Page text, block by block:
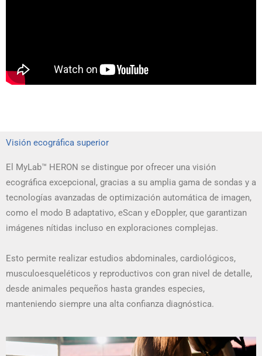
Visión ecográfica superior
El MyLab™ HERON se distingue por ofrecer una visión
ecográfica excepcional, gracias a su amplia gama de sondas y a
tecnologías avanzadas de optimización automática de imagen,
como el modo B adaptativo, eScan y eDoppler, que garantizan
imágenes nítidas incluso en exploraciones complejas.
Esto permite realizar estudios abdominales, cardiológicos,
musculoesqueléticos y reproductivos con gran nivel de detalle,
desde animales pequeños hasta grandes especies,
manteniendo siempre una alta confianza diagnóstica.